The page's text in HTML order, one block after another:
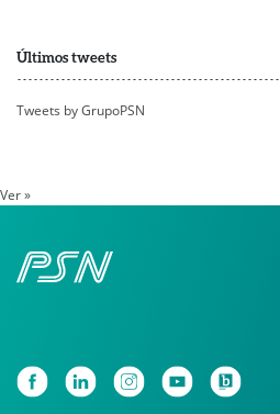
Últimos tweets
Tweets by GrupoPSN
Ver »